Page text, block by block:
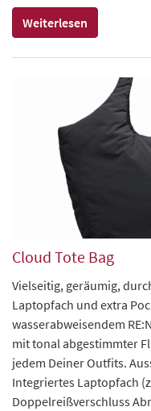
Weiterlesen
Cloud Tote Bag
Vielseitig, geräumig,
Laptopfach und extra
wasserabweisendem
mit tonal abgestimmter
jedem Deiner Outfits.
Integriertes Laptopfach
Doppelreißverschluss